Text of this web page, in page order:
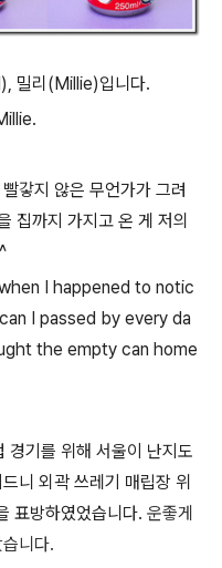
밀리(Millie)입니다.
갛지 않은 무언가가 그려
집까지 가지고 온 게 저의
I happened to notic
I passed by every da
the empty can home
기를 위해 서울이 난지도
니 외곽 쓰레기 매립장 위
표방하였었습니다. 운좋게
니다.